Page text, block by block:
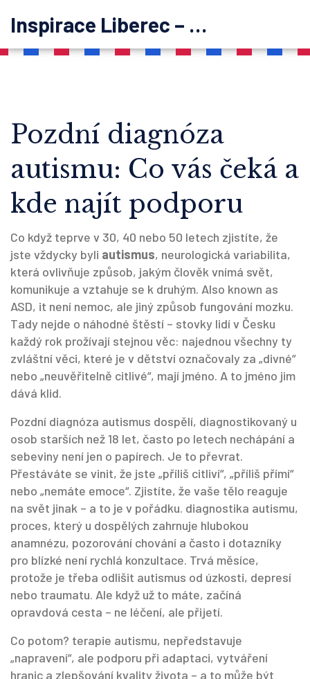
Inspirace Liberec – psychoterapie
Pozdní diagnóza
autismu: Co vás čeká a
kde najít podporu
Co když teprve v 30, 40 nebo 50 letech zjistíte, že
jste vždycky byli autismus, neurologická variabilita,
která ovlivňuje způsob, jakým člověk vnímá svět,
komunikuje a vztahuje se k druhým. Also known as
ASD, it není nemoc, ale jiný způsob fungování mozku.
Tady nejde o náhodné štěstí – stovky lidí v Česku
každý rok prožívají stejnou věc: najednou všechny ty
zvláštní věci, které je v dětství označovaly za „divné“
nebo „neuvěřitelně citlivé“, mají jméno. A to jméno jim
dává klid.
Pozdní diagnóza autismus dospělí, diagnostikovaný u
osob starších než 18 let, často po letech nechápání a
sebeviny není jen o papírech. Je to převrat.
Přestáváte se vinit, že jste „příliš citliví“, „příliš přímí“
nebo „nemáte emoce“. Zjistíte, že vaše tělo reaguje
na svět jinak – a to je v pořádku. diagnostika autismu,
proces, který u dospělých zahrnuje hlubokou
anamnézu, pozorování chování a často i dotazníky
pro blízké není rychlá konzultace. Trvá měsíce,
protože je třeba odlišit autismus od úzkosti, depresí
nebo traumatu. Ale když už to máte, začíná
opravdová cesta – ne léčení, ale přijetí.
Co potom? terapie autismu, nepředstavuje
„napravení“, ale podporu při adaptaci, vytváření
hranic a zlepšování kvality života – a to může být